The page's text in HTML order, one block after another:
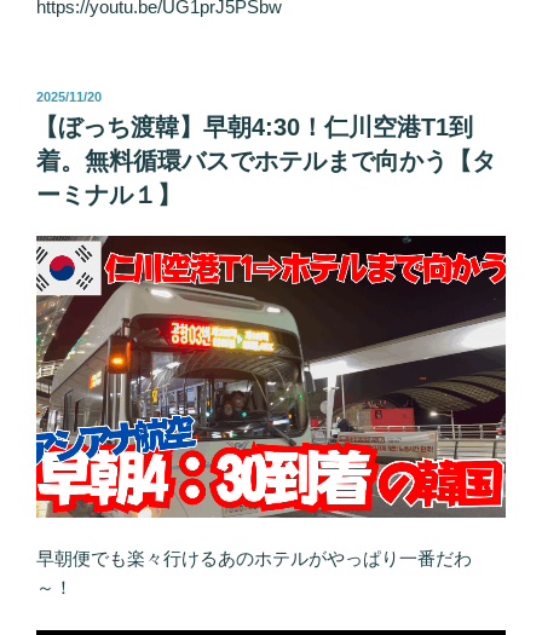
https://youtu.be/UG1prJ5PSbw
投
日:
2025/11/20
【ぼっち渡韓】早朝4:30！仁川空港T1到
着。無料循環バスでホテルまで向かう【タ
ーミナル１】
早朝便でも楽々行けるあのホテルがやっぱり一番だわ
～！